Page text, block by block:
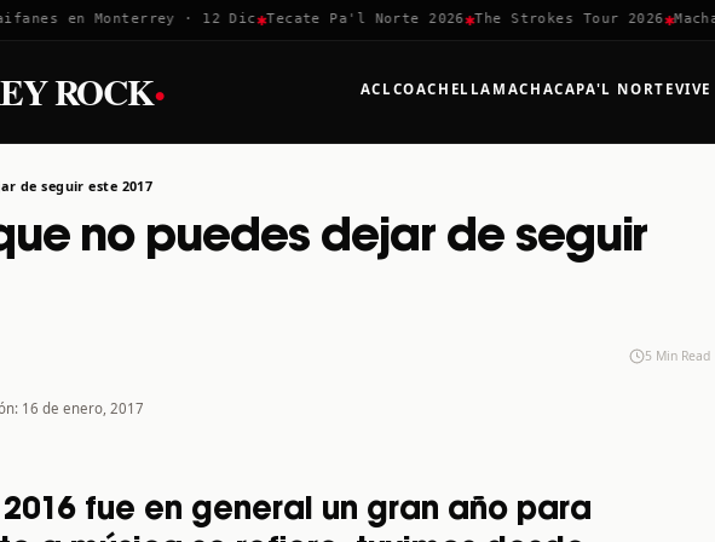
en Monterrey · 12 Dic ✱Tecate Pa'l Norte 2026✱The Strokes Tour 2026✱
ROCK· ACLCOACHELLA MACHACAPA'L NORTE
de seguir este 2017
no puedes dejar de seguir
5 Min Read
16 de enero, 2017
fue en general un gran año para